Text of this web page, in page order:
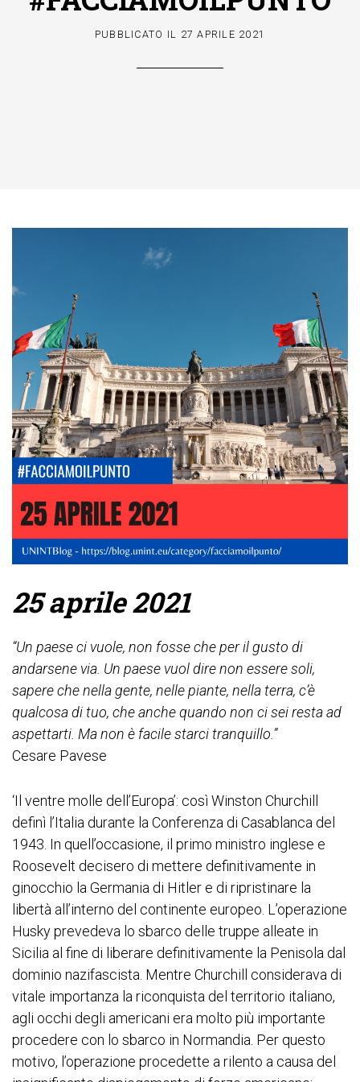
PUBBLICATO IL 27 APRILE 2021
25 aprile 2021
“Un paese ci vuole, non fosse che per il gusto di
andarsene via. Un paese vuol dire non essere soli,
sapere che nella gente, nelle piante, nella terra, c’è
qualcosa di tuo, che anche quando non ci sei resta ad
aspettarti. Ma non è facile starci tranquillo.”
Cesare Pavese
‘Il ventre molle dell’Europa’: così Winston Churchill
definì l’Italia durante la Conferenza di Casablanca del
1943. In quell’occasione, il primo ministro inglese e
Roosevelt decisero di mettere definitivamente in
ginocchio la Germania di Hitler e di ripristinare la
libertà all’interno del continente europeo. L’operazione
Husky prevedeva lo sbarco delle truppe alleate in
Sicilia al fine di liberare definitivamente la Penisola dal
dominio nazifascista. Mentre Churchill considerava di
vitale importanza la riconquista del territorio italiano,
agli occhi degli americani era molto più importante
procedere con lo sbarco in Normandia. Per questo
motivo, l’operazione procedette a rilento a causa del